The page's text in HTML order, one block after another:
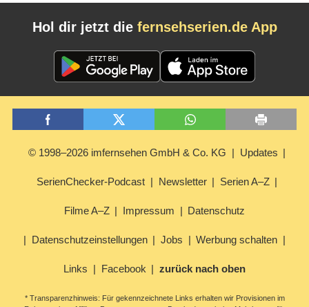
Hol dir jetzt die fernsehserien.de App
© 1998–2026 imfernsehen GmbH & Co. KG Updates
SerienChecker-Podcast Newsletter Serien A–Z
Filme A–Z Impressum Datenschutz
Datenschutzeinstellungen Jobs Werbung schalten
Links Facebook zurück nach oben
* Transparenzhinweis: Für gekennzeichnete Links erhalten wir Provisionen im